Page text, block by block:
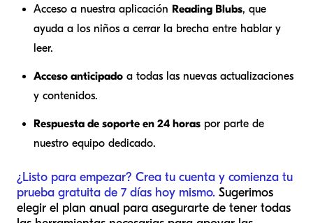
Acceso a nuestra aplicación Reading Blubs, que
ayuda a los niños a cerrar la brecha entre hablar y
leer.
Acceso anticipado a todas las nuevas actualizaciones
y contenidos.
Respuesta de soporte en 24 horas por parte de
nuestro equipo dedicado.
¿Listo para empezar? Crea tu cuenta y comienza tu
prueba gratuita de 7 días hoy mismo. Sugerimos
elegir el plan anual para asegurarte de tener todas